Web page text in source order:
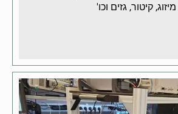
מיזוג, קיטור, גזים וכו'